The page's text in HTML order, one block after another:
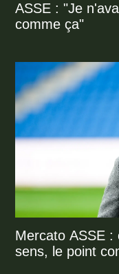
ASSE : "Je
comme ça"
Mercato ASSE :
sens, le point